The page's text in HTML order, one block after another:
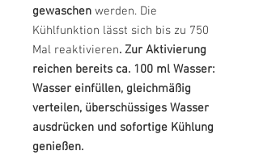
gewaschen werden. Die
Kühlfunktion lässt sich bis zu 750
Mal reaktivieren. Zur Aktivierung
reichen bereits ca. 100 ml Wasser:
Wasser einfüllen, gleichmäßig
verteilen, überschüssiges Wasser
ausdrücken und sofortige Kühlung
genießen.